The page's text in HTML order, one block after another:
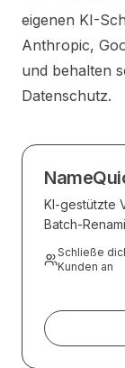
eigenen KI-
Anthropic,
und behalten
Datenschutz.
KI-gestützte
Batch-
Schließe
Kunden an